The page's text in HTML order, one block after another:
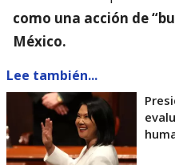
como una acción de
México.
Lee también...